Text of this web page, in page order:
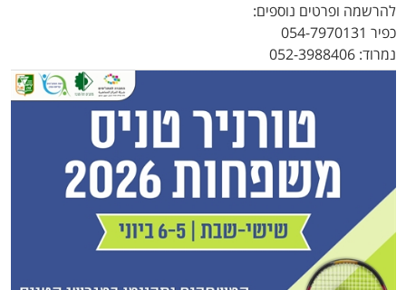
להרשמה ופרטים נוספים:
כפיר 054-7970131
נמרוד: 052-3988406